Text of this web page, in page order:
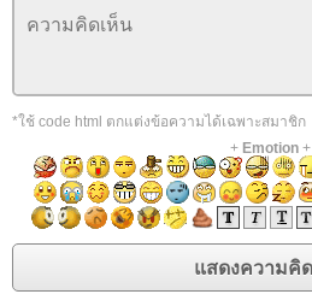
*ใช้ code html ตกแต่งข้อความได้เฉพาะสมาชิก
+ Emotion+